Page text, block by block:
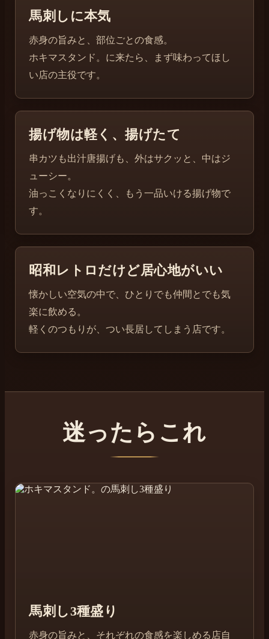
馬刺しに本気
赤身の旨みと、部位ごとの食感。
ホキマスタンド。に来たら、まず味わってほし
い店の主役です。
揚げ物は軽く、揚げたて
串カツも出汁唐揚げも、外はサクッと、中はジ
ューシー。
油っこくなりにくく、もう一品いける揚げ物で
す。
昭和レトロだけど居心地がいい
懐かしい空気の中で、ひとりでも仲間とでも気
楽に飲める。
軽くのつもりが、つい長居してしまう店です。
迷ったらこれ
馬刺し3種盛り
赤身の旨みと、それぞれの食感を楽しめる店自